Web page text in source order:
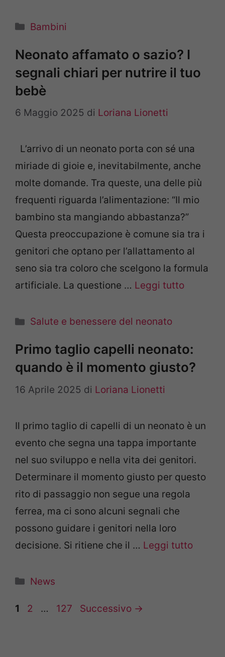
Categorie
Bambini
Neonato affamato o sazio? I
segnali chiari per nutrire il tuo
bebè
6 Maggio 2025 di Loriana Lionetti
L’arrivo di un neonato porta con sé una
miriade di gioie e, inevitabilmente, anche
molte domande. Tra queste, una delle più
frequenti riguarda l’alimentazione: “Il mio
bambino sta mangiando abbastanza?”
Questa preoccupazione è comune sia tra i
genitori che optano per l’allattamento al
seno sia tra coloro che scelgono la formula
artificiale. La questione … Leggi tutto
Categorie
Salute e benessere del neonato
Primo taglio capelli neonato:
quando è il momento giusto?
16 Aprile 2025 di Loriana Lionetti
Il primo taglio di capelli di un neonato è un
evento che segna una tappa importante
nel suo sviluppo e nella vita dei genitori.
Determinare il momento giusto per questo
rito di passaggio non segue una regola
ferrea, ma ci sono alcuni segnali che
possono guidare i genitori nella loro
decisione. Si ritiene che il … Leggi tutto
Categorie
News
Pagina
1 Pagina
2 … Pagina
127 Successivo →